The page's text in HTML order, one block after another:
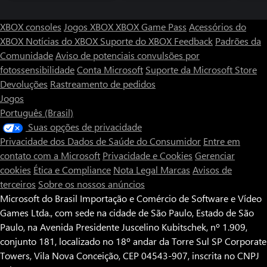
enorme variedade de opções para o equipamento e armas.
Descobre uma variedade quase ilimitada nas estatísticas destes
objetos, com o complexo sistema de geração de objetos do
Citadel; cada saque é diferente, o que garante que a luta contra
monstros e a exploração de masmorras são sempre experiências
gratificantes e memoráveis.
CONQUISTA O PODER DE VOAR
Porquê caminhar quando podes voar? Usa a tua destreza de
Feitiçaria para subir aos céus. Desfruta da conveniência de uma
vassoura personalizada, doma e monta companheiros alados, tais
como dragões e águias gigantes, ou usa alquimia para preparar
potentes elixires que permitem voar sem a ajuda de feras ou
XBOX consoles Jogos XBOXXBOX Game Pass Acessórios do
XBOX Notícias do XBOX Suporte do XBOX Feedback Padrões da
ComunidadeAviso de potenciais convulsões por
fotossensibilidadeConta Microsoft Suporte da Microsoft Store
Devoluções Rastreamento de pedidos
Jogos
Português (Brasil)
Suas opções de privacidade
Privacidade dos Dados de Saúde do Consumidor Entre em
contato com a Microsoft Privacidade e Cookies Gerenciar
cookies Ética e Compliance Nota Legal Marcas Avisos de
terceiros Sobre os nossos anúncios
Microsoft do Brasil Importação e Comércio de Software e Vídeo
Games Ltda., com sede na cidade de São Paulo, Estado de São
Paulo, na Avenida Presidente Juscelino Kubitschek, nº 1.909,
conjunto 181, localizado no 18º andar da Torre Sul SP Corporate
Towers, Vila Nova Conceição, CEP 04543-907, inscrita no CNPJ